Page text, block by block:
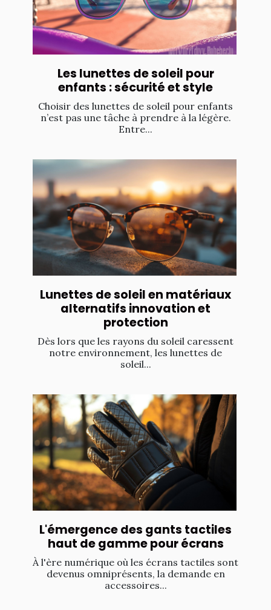
Les lunettes de soleil pour
enfants : sécurité et style
Choisir des lunettes de soleil pour enfants
n’est pas une tâche à prendre à la légère.
Entre...
Lunettes de soleil en matériaux
alternatifs innovation et
protection
Dès lors que les rayons du soleil caressent
notre environnement, les lunettes de
soleil...
L'émergence des gants tactiles
haut de gamme pour écrans
À l'ère numérique où les écrans tactiles sont
devenus omniprésents, la demande en
accessoires...